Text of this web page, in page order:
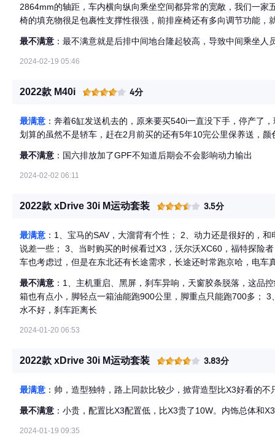
2864mm的轴距，车内横向纵向乘坐空间都异常的宽敞，我们一家
椅的填充物很足包裹性支撑性很强，前排座椅还有多向调节功能，
头部和车顶还有一拳多距离，没有压抑感，车内储物空间布局合理
箱可以放证件，文件袋等等，后备箱容积很大，出差可以放置好
速没有顿挫感，8档手自一体变速箱升降档很丝滑和发动机配合默
实，高速过弯并线车身随车性很好，前后独立悬挂调教软硬适中
向盘操控轻盈，指向精准，没有虚位，轮胎抓地力很强，刹车制动
最不满意 ：最不满意就是后排中间地台隆起较高，导致中间乘坐人
2024-02-19 05:46
2022款 M40i 4分
最满意 ：奔着6缸发送机去的，原来要买540i一直没下手，停产了
划算的虽然不是轿车，赶在2月前买的还有5年10完公里保养送，
最不满意 ：国六排放加了GPF不知道后期会不会影响动力输出
2024-02-02 06:11
2022款 xDrive 30i M运动套装 3.5分
最满意 ：1、宝马的SAV，大溜背有个性； 2、动力还是很好的，
说差一些； 3、当时购买的时候看过X3，沃尔沃XC60，福特探险
车也考虑过，但是在东北还有长途需求，长途还时常跑京哈，电车
最不满意 ：1、主机重启、黑屏，刹车异响，天窗胶条脱落，这品
箱也有点小，脚轻点一箱油能跑900公里，脚重点只能跑700多；
水不好，刹车距离长
2024-01-20 06:53
2022款 xDrive 30i M运动套装 3.83分
最满意 ：帅，造型独特，路上同款比较少，掀背造型比X3好看的
最不满意 ：小贵，配置比X3配置低，比X3贵了10W。内饰总体和
2024-01-19 09:35